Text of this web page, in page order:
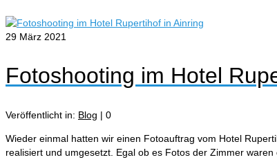
29 März 2021
Fotoshooting im Hotel
Veröffentlicht in: Blog | 0
Wieder einmal hatten wir einen Fotoauftrag vom Hotel
realisiert und umgesetzt. Egal ob es Fotos der Zimmer